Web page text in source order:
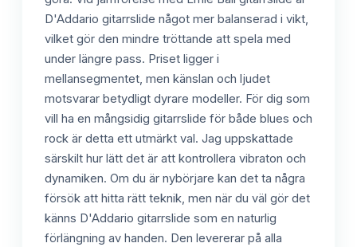
D'Addario gitarrslide något mer balanserad i vikt,
vilket gör den mindre tröttande att spela med
under längre pass. Priset ligger i
mellansegmentet, men känslan och ljudet
motsvarar betydligt dyrare modeller. För dig som
vill ha en mångsidig gitarrslide för både blues och
rock är detta ett utmärkt val. Jag uppskattade
särskilt hur lätt det är att kontrollera vibraton och
dynamiken. Om du är nybörjare kan det ta några
försök att hitta rätt teknik, men när du väl gör det
känns D'Addario gitarrslide som en naturlig
förlängning av handen. Den levererar på alla